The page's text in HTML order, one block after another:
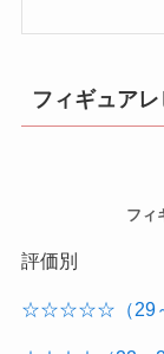
フィギュア
フィ
評価別
☆☆☆☆☆（29～